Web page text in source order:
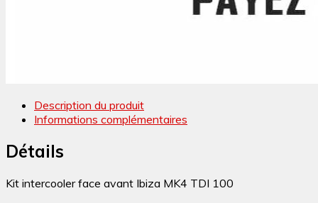
Description du produit
Informations complémentaires
Détails
Kit intercooler face avant Ibiza MK4 TDI 100